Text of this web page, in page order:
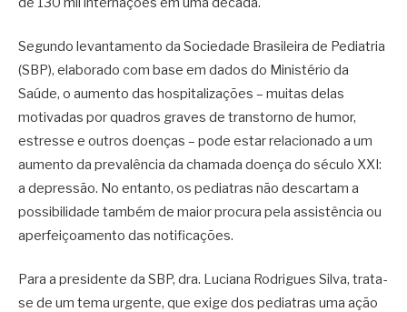
Segundo levantamento da Sociedade Brasileira de Pediatria
(SBP), elaborado com base em dados do Ministério da
Saúde, o aumento das hospitalizações – muitas delas
motivadas por quadros graves de transtorno de humor,
estresse e outros doenças – pode estar relacionado a um
aumento da prevalência da chamada doença do século XXI:
a depressão. No entanto, os pediatras não descartam a
possibilidade também de maior procura pela assistência ou
aperfeiçoamento das notificações.
Para a presidente da SBP, dra. Luciana Rodrigues Silva, trata-
se de um tema urgente, que exige dos pediatras uma ação